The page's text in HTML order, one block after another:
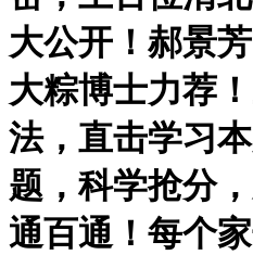
大公开！郝景
大粽博士力荐
法，直击学习
题，科学抢分
通百通！每个